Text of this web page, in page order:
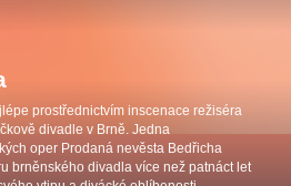
Ostatní
prostřednictvím inscenace režiséra
divadle v Brně. Jedna
oper Prodaná nevěsta Bedřicha
brněnského divadla více než patnáct let